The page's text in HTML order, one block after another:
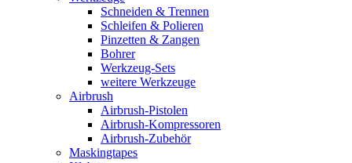
Schneiden & Trennen
Schleifen & Polieren
Pinzetten & Zangen
Bohrer
Werkzeug-Sets
weitere Werkzeuge
Airbrush
Airbrush-Pistolen
Airbrush-Kompressoren
Airbrush-Zubehör
Maskingtapes